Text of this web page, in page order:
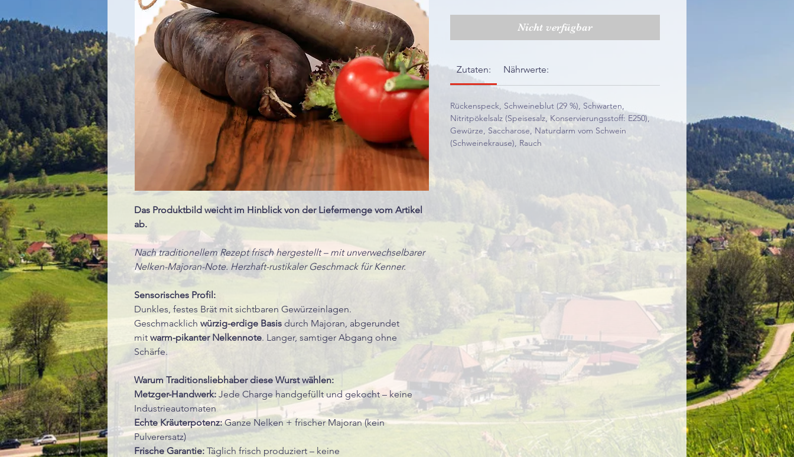
Das Produktbild weicht im Hinblick von der Liefermenge vom Artikel
ab.
Nach traditionellem Rezept frisch hergestellt – mit unverwechselbarer
Nelken-Majoran-Note. Herzhaft-rustikaler Geschmack für Kenner.
Sensorisches Profil:
Dunkles, festes Brät mit sichtbaren Gewürzeinlagen.
Geschmacklich würzig-erdige Basis durch Majoran, abgerundet
mit warm-pikanter Nelkennote. Langer, samtiger Abgang ohne
Schärfe.
Warum Traditionsliebhaber diese Wurst wählen:
Metzger-Handwerk: Jede Charge handgefüllt und gekocht – keine
Industrieautomaten
Echte Kräuterpotenz:Ganze Nelken + frischer Majoran (kein
Pulverersatz)
Frische Garantie: Täglich frisch produziert – keine
Nicht verfügbar
Zutaten: Nährwerte:
Rückenspeck, Schweineblut (29 %), Schwarten,
Nitritpökelsalz (Speisesalz, Konservierungsstoff: E250),
Gewürze, Saccharose, Naturdarm vom Schwein
(Schweinekrause), Rauch